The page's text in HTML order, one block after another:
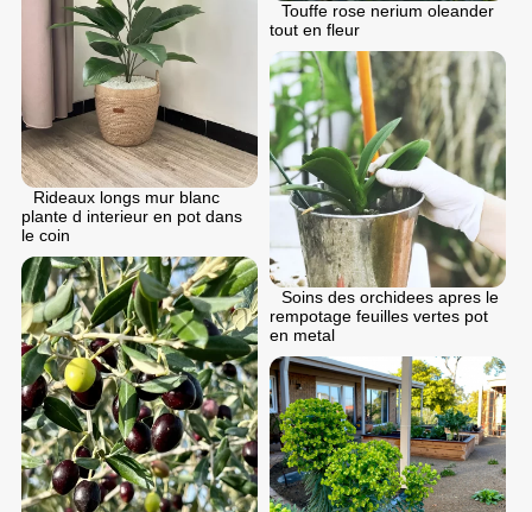
Touffe rose nerium oleander
tout en fleur
Rideaux longs mur blanc
plante d interieur en pot dans
le coin
Soins des orchidees apres le
rempotage feuilles vertes pot
en metal